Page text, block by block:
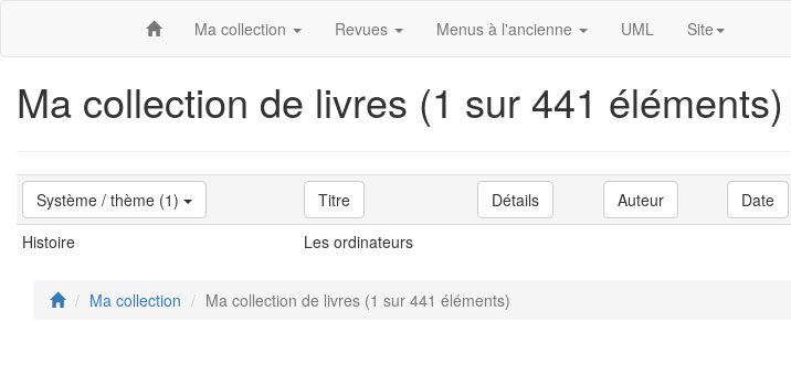
Ma collection Revues Menus à l'ancienne UML Site
Ma collection de livres (1 sur 441 éléments)
Système / thème (1) Titre Détails Auteur Date
Histoire
Les ordinateurs
Ma collection Ma collection de livres (1 sur 441 éléments)